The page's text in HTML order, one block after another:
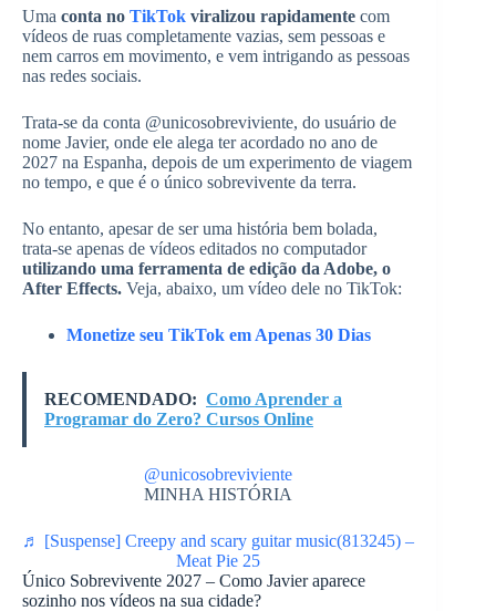
Uma conta no TikTok viralizou rapidamente com
vídeos de ruas completamente vazias, sem pessoas e
nem carros em movimento, e vem intrigando as pessoas
nas redes sociais.
Trata-se da conta @unicosobreviviente, do usuário de
nome Javier, onde ele alega ter acordado no ano de
2027 na Espanha, depois de um experimento de viagem
no tempo, e que é o único sobrevivente da terra.
No entanto, apesar de ser uma história bem bolada,
trata-se apenas de vídeos editados no computador
utilizando uma ferramenta de edição da Adobe, o
After Effects. Veja, abaixo, um vídeo dele no TikTok:
Monetize seu TikTok em Apenas 30 Dias
RECOMENDADO: Como Aprender a
Programar do Zero? Cursos Online
@unicosobreviviente
MINHA HISTÓRIA
♬ [Suspense] Creepy and scary guitar music(813245) –
Meat Pie 25
Único Sobrevivente 2027 – Como Javier aparece
sozinho nos vídeos na sua cidade?